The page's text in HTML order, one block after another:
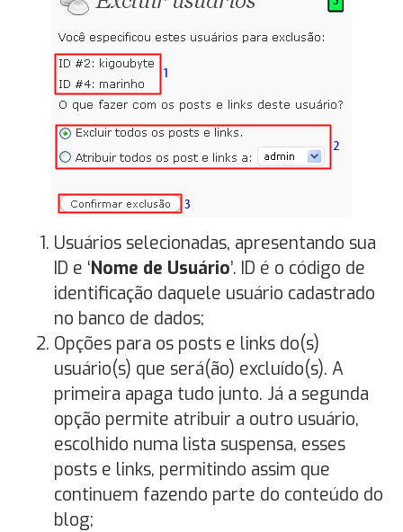
Usuários selecionadas, apresentando sua
ID e ‘Nome de Usuário’. ID é o código de
identificação daquele usuário cadastrado
no banco de dados;
Opções para os posts e links do(s)
usuário(s) que será(ão) excluído(s). A
primeira apaga tudo junto. Já a segunda
opção permite atribuir a outro usuário,
escolhido numa lista suspensa, esses
posts e links, permitindo assim que
continuem fazendo parte do conteúdo do
blog;